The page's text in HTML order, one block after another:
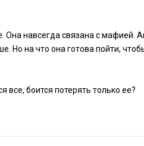
Она навсегда связана с мафией.
Но на что она готова пойти,
все, боится потерять только ее?